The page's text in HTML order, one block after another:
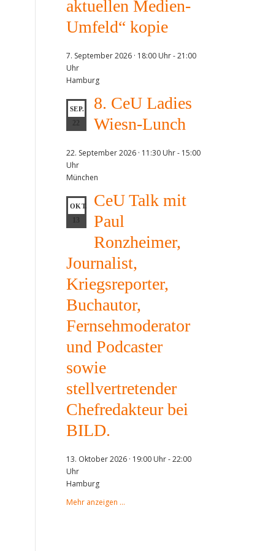
aktuellen Medien-
Umfeld“ kopie
7. September 2026 · 18:00 Uhr-21:00
Uhr
Hamburg
SEP.
22
8. CeU Ladies
Wiesn-Lunch
22. September 2026 · 11:30 Uhr- 15:00
Uhr
München
OKT.
CeU Talk mit
Paul
Ronzheimer,
Journalist,
Kriegsreporter,
Buchautor,
Fernsehmoderator
und Podcaster
sowie
stellvertretender
Chefredakteur bei
BILD.
13. Oktober 2026 · 19:00 Uhr-22:00
Uhr
Hamburg
Mehr anzeigen …